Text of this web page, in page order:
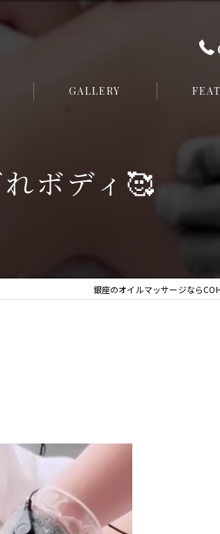
GALLERY
フェイシャ
美脚
ボディ🥰
銀座のオイルマッサージなら